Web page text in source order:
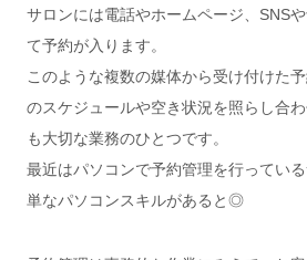
サロンには電話やホームページ、SNS
て予約が入ります。
このような複数の媒体から受け付けた
のスケジュールや空き状況を照らし合
も大切な業務のひとつです。
最近はパソコンで予約管理を行ってい
単なパソコンスキルがあると◎